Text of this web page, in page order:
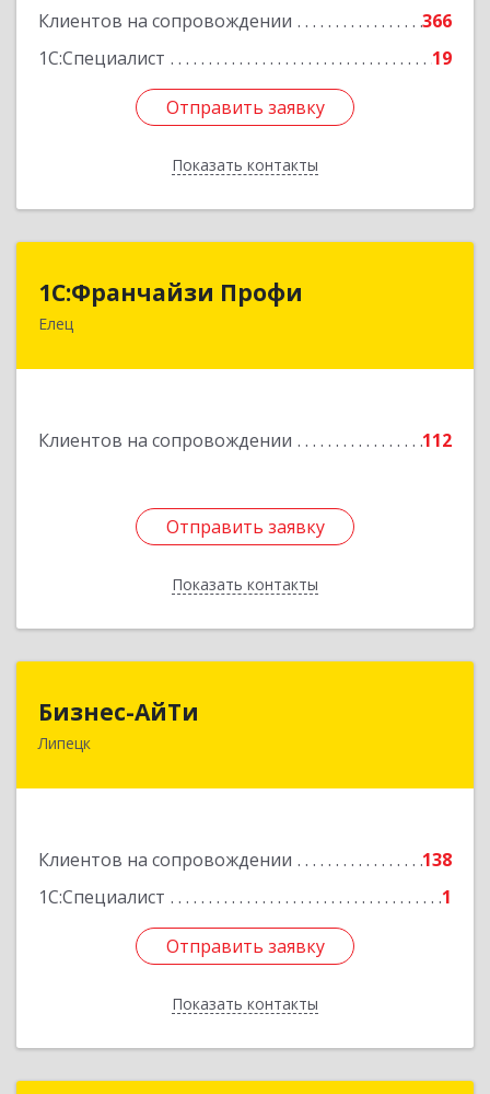
Клиентов на сопровождении
366
1С:Специалист
19
Отправить заявку
Показать контакты
Отправить заявку
Назад
1С:Франчайзи Профи
Елец
Клиентов на сопровождении 112
Отправить заявку
Показать контакты
1С:Франчайзи Профи
Отправить заявку
Назад
Бизнес-АйТи
Липецк
Клиентов на сопровождении
138
1С:Специалист
1
Отправить заявку
Показать контакты
398008, Липецкая обл, Липецк г, 50 лет НЛМК
Отправить заявку
Назад